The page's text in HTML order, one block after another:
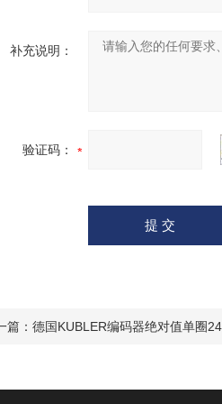
补充说明：
验证码：
篇： 德国KUBLER编码器绝对值单圈